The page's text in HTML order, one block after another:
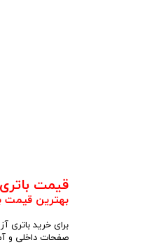
قیمت
بهترین قیمت
برای خرید باتری
صفحات داخلی و